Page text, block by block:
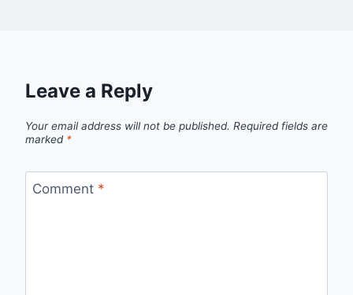
Leave a Reply
Your email address will not be published. Required fields are
marked *
Comment *